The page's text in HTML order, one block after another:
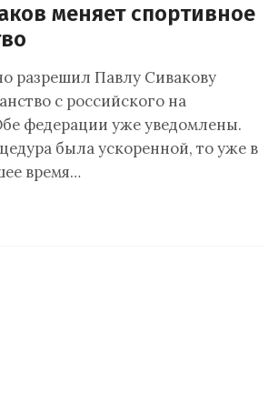
меняет спортивное
разрешил Павлу Сивакову
с российского на
федерации уже уведомлены.
была ускоренной, то уже в
время…